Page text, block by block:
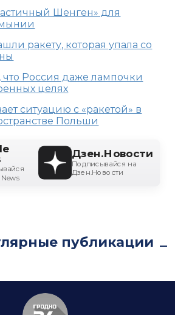
Шенген» для
ракету, которая упала со
Россия даже лампочки
целях
ситуацию с «ракетой» в
Польши
News
Дзен.Новости
Подписывайся на
Дзен.Новости
публикации